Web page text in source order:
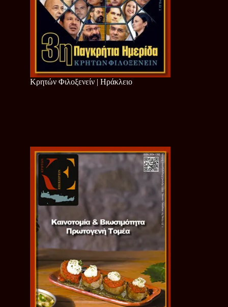
Κρητών Φιλοξενείν | Ηράκλειο